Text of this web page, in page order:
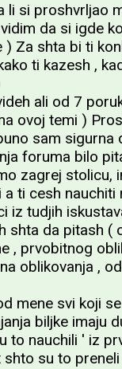
li si proshvrljao
da si igde
) Za shta bi ti
ti kazesh ,
ali od 7
ovoj temi )
sam sigurna
foruma bilo
zagrej stolicu,
a ti cesh nauchiti
iz tudjih
shta da pitash (
, prvobitnog
oblikovanja ,
mene svi koji
biljke imaju
to nauchili ' iz
su to